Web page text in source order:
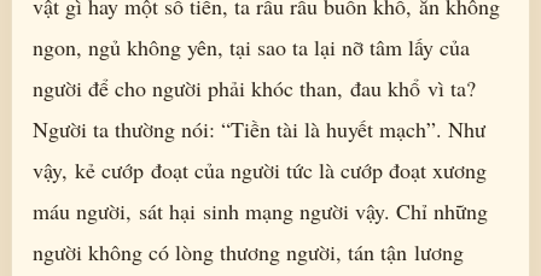
ngon, ngủ không yên, tại sao ta lại nỡ tâm lấy của
người để cho người phải khóc than, đau khổ vì ta?
Người ta thường nói: “Tiền tài là huyết mạch”. Như
vậy, kẻ cướp đoạt của người tức là cướp đoạt xương
máu người, sát hại sinh mạng người vậy. Chỉ những
người không có lòng thương người, tán tận lương